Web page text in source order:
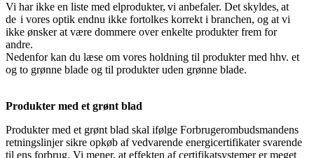
Vi har ikke en liste med elprodukter, vi anbefaler. Det skyldes, at
de i vores optik endnu ikke fortolkes korrekt i branchen, og at vi
ikke ønsker at være dommere over enkelte produkter frem for
andre.
Nedenfor kan du læse om vores holdning til produkter med hhv. et
og to grønne blade og til produkter uden grønne blade.
Produkter med et grønt blad
Produkter med et grønt blad skal ifølge Forbrugerombudsmandens
retningslinjer sikre opkøb af vedvarende energicertifikater svarende
til ens forbrug. Vi mener, at effekten af certifikatsystemer er meget